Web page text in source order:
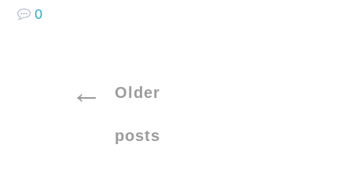
0
Posts
navigation
Older
posts